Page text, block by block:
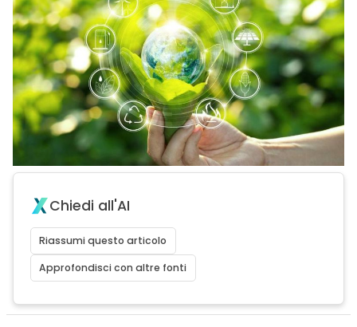
Chiedi all'AI
Riassumi questo articolo
Approfondisci con altre fonti